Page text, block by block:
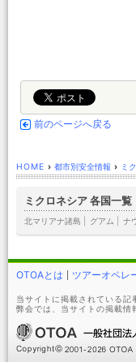
前のページへ戻る
HOME › 都市別安全情報 › ミ
ミクロネシア 各国一覧
北マリアナ諸島 グアム ナ
OTOAとは ツアーオペレ
当サイトに掲載されている
弊会では、当サイトの掲載